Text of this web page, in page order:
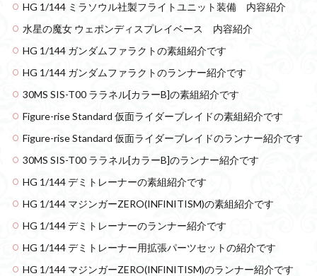
HG 1/144 ミラソウル社製フライトユニット装備 内容紹介
水星の魔女 ウェポンディスプレイベース 内容紹介
HG 1/144 ガンダムファラクトの素組紹介です
HG 1/144 ガンダムファラクトのランナー紹介です
30MS SIS-T00 ララネル[カラーB]の素組紹介です
Figure-rise Standard 仮面ライダーブレイドの素組紹介です
Figure-rise Standard 仮面ライダーブレイドのランナー紹介です
30MS SIS-T00 ララネル[カラーB]のランナー紹介です
HG 1/144 デミトレーナーの素組紹介です
HG 1/144 マジンガーZERO(INFINITISM)の素組紹介です
HG 1/144 デミトレーナーのランナー紹介です
HG 1/144 デミトレーナー用拡張パーツセットの紹介です
HG 1/144 マジンガーZERO(INFINITISM)のランナー紹介です